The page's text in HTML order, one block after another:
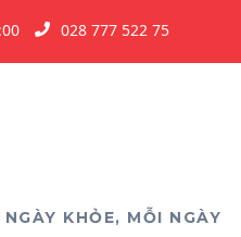
028 777 522 75
NGÀY KHỎE, MỖI NGÀY